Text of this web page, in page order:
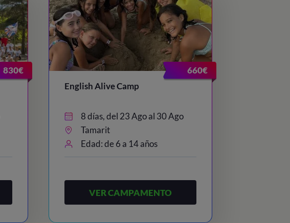
830€
660€
English Alive Camp
8 días, del 23 Ago al 30 Ago
Tamarit
Edad: de 6 a 14 años
VER CAMPAMENTO